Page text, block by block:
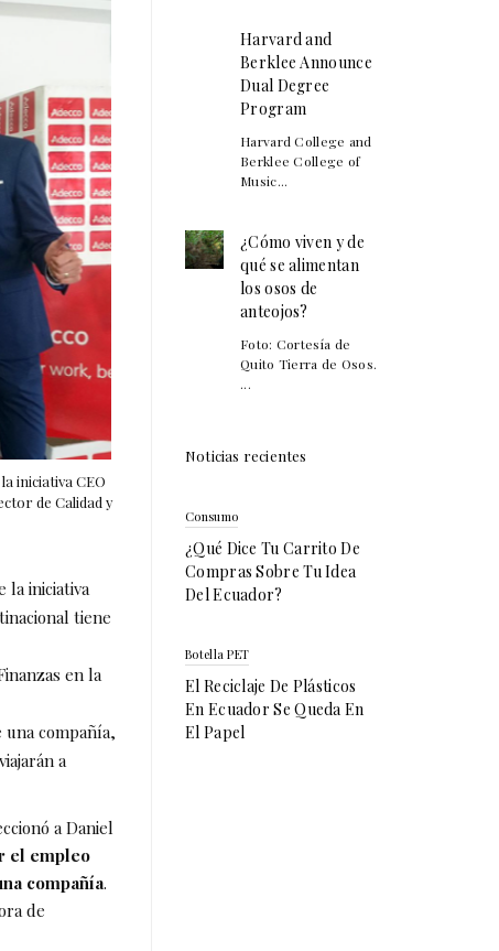
iniciativa CEO
de Calidad y
la iniciativa
tiene
en la
compañía,
a
a Daniel
el empleo
compañía.
de
Harvard and
Berklee Announce
Dual Degree
Program
Harvard College and
Berklee College of
Music...
¿Cómo viven y de
qué se alimentan
los osos de
anteojos?
Foto: Cortesía de
Quito Tierra de Osos.
...
Noticias recientes
Consumo
¿Qué Dice Tu Carrito De
Compras Sobre Tu Idea
Del Ecuador?
Botella PET
El Reciclaje De Plásticos
En Ecuador Se Queda En
El Papel